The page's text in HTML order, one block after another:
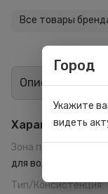
Все товары
Описание
Характеристики
Зона применения
для волос
Тип/Консистенция:
Город
Укажите
видеть